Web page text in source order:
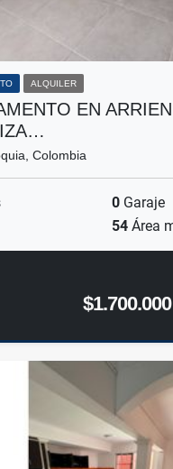
ALQUILER
EN
Colombia
0 Garaje
54 Área
$1.700.000